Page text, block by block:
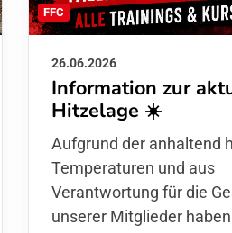
FFC
26.06.2026
Information zur
Hitzelage ☀️
Aufgrund der anhaltend
Temperaturen und aus
Verantwortung für die
unserer Mitglieder